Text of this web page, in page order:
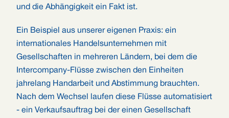
und die Abhängigkeit ein Fakt ist.
Ein Beispiel aus unserer eigenen Praxis: ein
internationales Handelsunternehmen mit
Gesellschaften in mehreren Ländern, bei dem die
Intercompany-Flüsse zwischen den Einheiten
jahrelang Handarbeit und Abstimmung brauchten.
Nach dem Wechsel laufen diese Flüsse automatisiert
- ein Verkaufsauftrag bei der einen Gesellschaft